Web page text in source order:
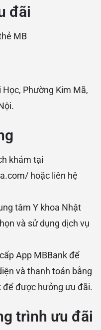
đãi
MB
Phường Kim Mã,
khám tại
hoặc liên hệ
tâm Y khoa Nhật
và sử dụng dịch vụ
App MBBank để
và thanh toán bằng
để được hưởng ưu đãi.
trình ưu đãi